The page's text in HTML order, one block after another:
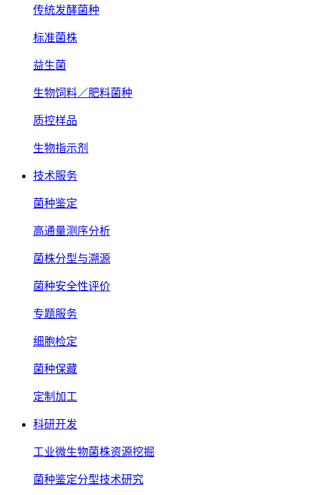
传统发酵菌种
标准菌株
益生菌
生物饲料／肥料菌种
质控样品
生物指示剂
技术服务
菌种鉴定
高通量测序分析
菌株分型与溯源
菌种安全性评价
专题服务
细胞检定
菌种保藏
定制加工
科研开发
工业微生物菌株资源挖掘
菌种鉴定分型技术研究